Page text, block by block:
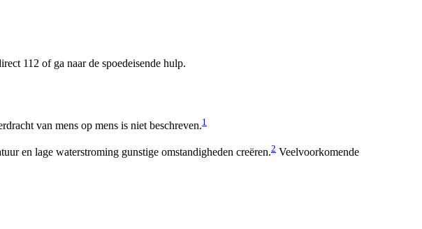
112 of ga naar de spoedeisende hulp.
van mens op mens is niet beschreven.1
en lage waterstroming gunstige omstandigheden creëren.2 Veelvoorkomende